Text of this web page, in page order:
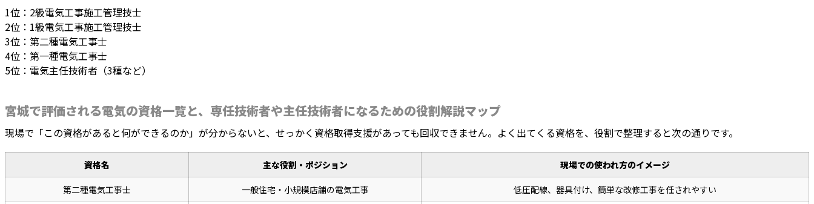
1位：2級電気工事施工管理技士
2位：1級電気工事施工管理技士
3位：第二種電気工事士
4位：第一種電気工事士
5位：電気主任技術者（3種など）
宮城で評価される電気の資格一覧と、専任技術者や主任技術者になるための役割解説マップ
現場で「この資格があると何ができるのか」が分からないと、せっかく資格取得支援があっても回収できません。よく出てくる資格を、役割で整理すると次の通りです。
資格名 主な役割・ポジション 現場での使われ方のイメージ
第二種電気工事士 一般住宅・小規模店舗の電気工事 低圧配線、器具付け、簡単な改修工事を任されやすい